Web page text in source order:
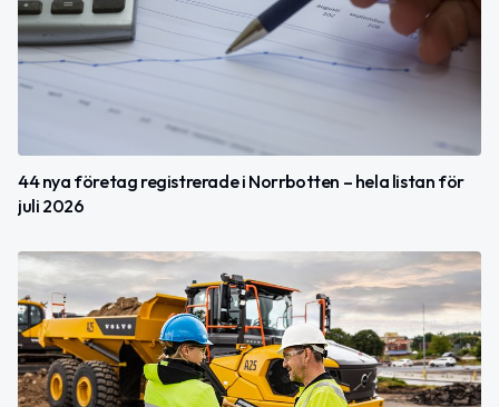
44 nya företag registrerade i Norrbotten – hela listan för
juli 2026